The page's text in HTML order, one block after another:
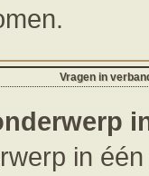
Vragen in
in